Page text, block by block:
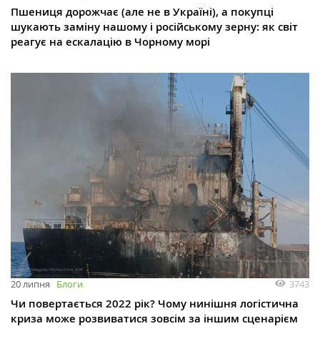
Пшениця дорожчає (але не в Україні), а покупці
шукають заміну нашому і російському зерну: як світ
реагує на ескалацію в Чорному морі
20 липня Блоги 3743
Чи повертається 2022 рік? Чому нинішня логістична
криза може розвиватися зовсім за іншим сценарієм